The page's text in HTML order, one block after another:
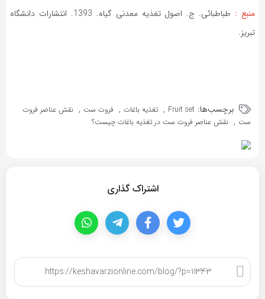
منبع :
طباطبائی. ج. اصول تغذیه معدنی گیاه. 1393. انتشارات دانشگاه
تبریز.
برچسب‌ها: Fruit set
, تغذیه باغات , فروت ست , نقش عناصر فروت
ست , نقش عناصر فروت ست در تغذیه باغات چیست؟
اشتراک گذاری